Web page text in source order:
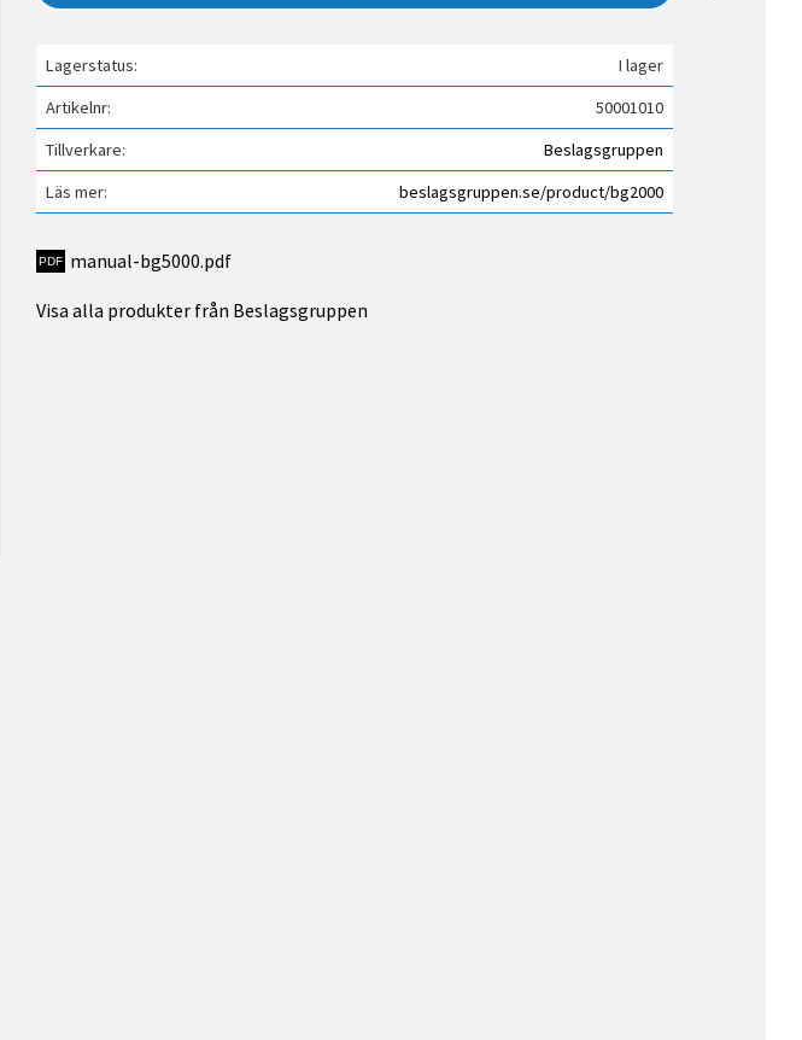
Lagerstatus
I lager
Artikelnr
50001010
Tillverkare
Beslagsgruppen
Läs mer
beslagsgruppen.se/product/bg2000
manual-bg5000.pdf
Visa alla produkter från Beslagsgruppen